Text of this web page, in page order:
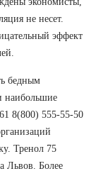
не несет.
эффект
бедным
наибольшие
8(800) 555-55-50
Тренол 75
Львов. Более